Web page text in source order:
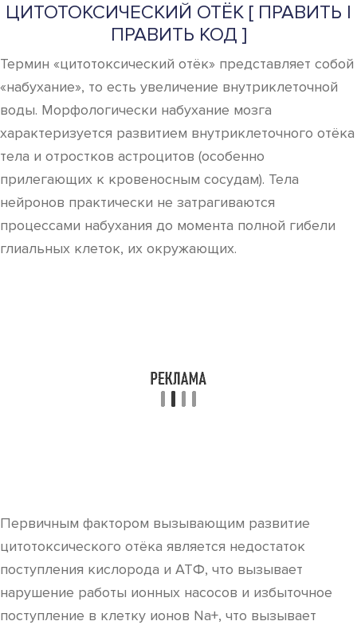
ЦИТОТОКСИЧЕСКИЙ ОТЁК [ ПРАВИТЬ |
ПРАВИТЬ КОД ]
Термин «цитотоксический отёк» представляет собой
«набухание», то есть увеличение внутриклеточной
воды. Морфологически набухание мозга
характеризуется развитием внутриклеточного отёка
тела и отростков астроцитов (особенно
прилегающих к кровеносным сосудам). Тела
нейронов практически не затрагиваются
процессами набухания до момента полной гибели
глиальных клеток, их окружающих.
Первичным фактором вызывающим развитие
цитотоксического отёка является недостаток
поступления кислорода и АТФ, что вызывает
нарушение работы ионных насосов и избыточное
поступление в клетку ионов Na+, что вызывает